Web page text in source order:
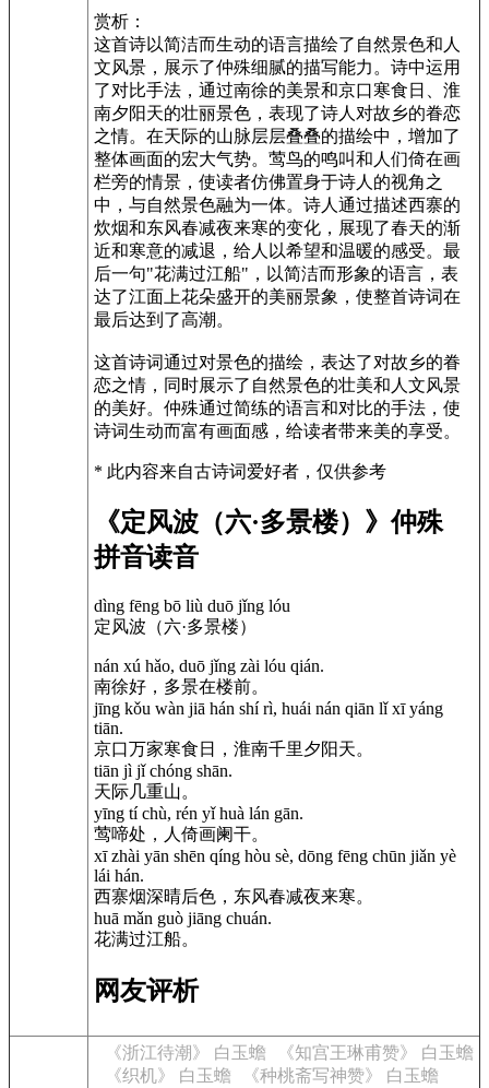
赏析：
这首诗以简洁而生动的语言描绘了自然景色和人
文风景，展示了仲殊细腻的描写能力。诗中运用
了对比手法，通过南徐的美景和京口寒食日、淮
南夕阳天的壮丽景色，表现了诗人对故乡的眷恋
之情。在天际的山脉层层叠叠的描绘中，增加了
整体画面的宏大气势。莺鸟的鸣叫和人们倚在画
栏旁的情景，使读者仿佛置身于诗人的视角之
中，与自然景色融为一体。诗人通过描述西寨的
炊烟和东风春减夜来寒的变化，展现了春天的渐
近和寒意的减退，给人以希望和温暖的感受。最
后一句"花满过江船"，以简洁而形象的语言，表
达了江面上花朵盛开的美丽景象，使整首诗词在
最后达到了高潮。
这首诗词通过对景色的描绘，表达了对故乡的眷
恋之情，同时展示了自然景色的壮美和人文风景
的美好。仲殊通过简练的语言和对比的手法，使
诗词生动而富有画面感，给读者带来美的享受。
* 此内容来自古诗词爱好者，仅供参考
《定风波（六·多景楼）》仲殊
拼音读音
dìng fēng bō liù duō jǐng lóu
定风波（六·多景楼）
nán xú hǎo, duō jǐng zài lóu qián.
南徐好，多景在楼前。
jīng kǒu wàn jiā hán shí rì, huái nán qiān lǐ xī yáng
tiān.
京口万家寒食日，淮南千里夕阳天。
tiān jì jǐ chóng shān.
天际几重山。
yīng tí chù, rén yǐ huà lán gān.
莺啼处，人倚画阑干。
xī zhài yān shēn qíng hòu sè, dōng fēng chūn jiǎn yè
lái hán.
西寨烟深晴后色，东风春减夜来寒。
huā mǎn guò jiāng chuán.
花满过江船。
网友评析
《浙江待潮》 白玉蟾
《知宫王琳甫赞》 白玉蟾
《织机》 白玉蟾
《种桃斋写神赞》 白玉蟾